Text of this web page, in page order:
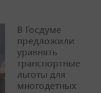
В Госдуме
предложили
уравнять
транспортные
льготы для
многодетных